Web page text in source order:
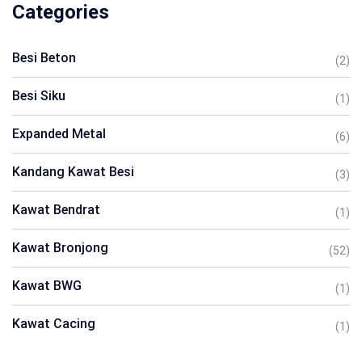
Categories
Besi Beton (2)
Besi Siku (1)
Expanded Metal (6)
Kandang Kawat Besi (3)
Kawat Bendrat (1)
Kawat Bronjong (52)
Kawat BWG (1)
Kawat Cacing (1)